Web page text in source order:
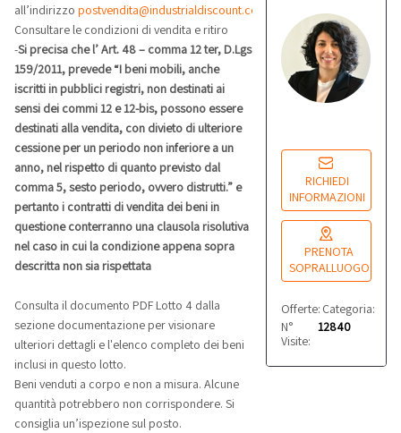
RICHIEDI
INFORMAZIONI
PRENOTA
SOPRALLUOGO
N°
Visite:
12840
all’indirizzo postvendita@industrialdiscount.com
Consultare le condizioni di vendita e ritiro
-Si precisa che l’ Art. 48 – comma 12 ter, D.Lgs
159/2011, prevede “I beni mobili, anche
iscritti in pubblici registri, non destinati ai
sensi dei commi 12 e 12-bis, possono essere
destinati alla vendita, con divieto di ulteriore
cessione per un periodo non inferiore a un
anno, nel rispetto di quanto previsto dal
comma 5, sesto periodo, ovvero distrutti.” e
pertanto i contratti di vendita dei beni in
questione conterranno una clausola risolutiva
nel caso in cui la condizione appena sopra
descritta non sia rispettata
Consulta il documento PDF Lotto 4 dalla
sezione documentazione per visionare
ulteriori dettagli e l'elenco completo dei beni
inclusi in questo lotto.
Beni venduti a corpo e non a misura. Alcune
quantità potrebbero non corrispondere. Si
consiglia un’ispezione sul posto.